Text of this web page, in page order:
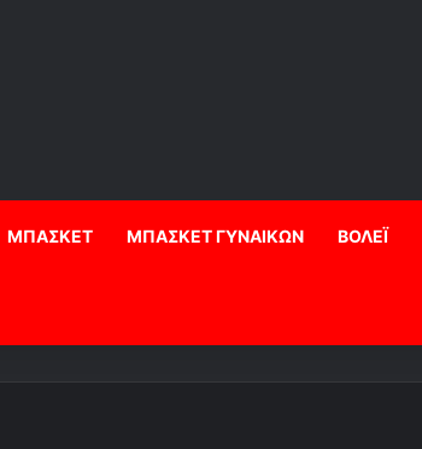
ΜΠΑΣΚΕΤ ΜΠΑΣΚΕΤ ΓΥΝΑΙΚΩΝ ΒΟΛΕΪ